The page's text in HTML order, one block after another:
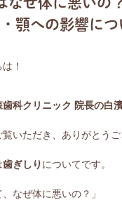
・顎への影響につ
！
科クリニック 院長の白濱
いただき、ありがとうご
歯ぎしり についてです。
、なぜ体に悪いの？」